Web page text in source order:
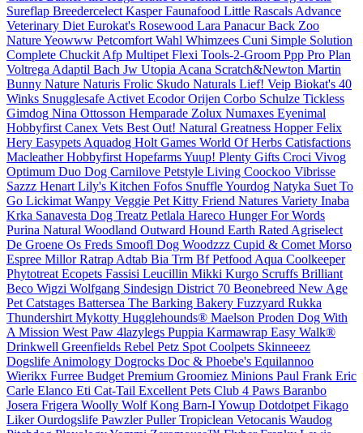
Sureflap Breedercelect Kasper Faunafood Little Rascals Advance
Veterinary Diet Eurokat's Rosewood Lara PanacurBack Zoo
NatureYeowww Petcomfort Wahl Whimzees Cuni Simple Solution
Complete Chuckit Afp Multipet Flexi Tools-2-Groom Ppp Pro Plan
Voltrega Adaptil Bach Jw Utopia Acana Scratch&Newton Martin
Bunny Nature Naturis Frolic Skudo Naturals Lief! Veip Biokat's 40
Winks Snugglesafe Activet EcodorOrijen Corbo Schulze Tickless
Gimdog Nina Ottosson Hemparade Zolux Numaxes Eyenimal
Hobbyfirst Canex Vets Best Out! Natural Greatness HopperFelix
Hery Easypets Aquadog Holt Games World Of Herbs Catisfactions
MacleatherHobbyfirst HopefarmsYuup! Plenty Gifts Croci Vivog
Optimum Duo Dog Carnilove Petstyle Living Coockoo Vibrisse
Sazzz Henart Lily's Kitchen Fofos SnuffleYourdog Natyka Suet To
Go Lickimat Wanpy Veggie Pet Kitty Friend Natures Variety Inaba
Krka Sanavesta Dog Treatz Petlala Hareco Hunger For Words
Purina Natural Woodland Outward Hound Earth Rated Agriselect
De Groene Os Freds Smoofl Dog Woodzzz Cupid & Comet Morso
Espree MillorRatrap Adtab Bia Trm Bf Petfood Aqua Coolkeeper
Phytotreat Ecopets Fassisi Leucillin Mikki Kurgo Scruffs Brilliant
Beco Wigzi Wolfgang Sindesign District 70 Beonebreed New Age
Pet Catstages Battersea The Barking Bakery Fuzzyard Rukka
Thundershirt Mykotty Hugglehounds® Maelson Proden Dog With
A Mission West Paw 4lazylegs Puppia Karmawrap Easy Walk®
Drinkwell Greenfields Rebel Petz Spot Coolpets Skinneeez
Dogslife Animology Dogrocks Doc & Phoebe's Equilannoo
Wierikx Furree Budget Premium Groomiez Minions Paul Frank Eric
Carle Elanco Eti Cat-Tail Excellent Pets Club 4 Paws Baranbo
Josera Frigera Woolly WolfKong Barn-IYowup Dotdotpet Fikago
LikerOurdogslife PawzlerPullerTropiclean Vetocanis Waudog